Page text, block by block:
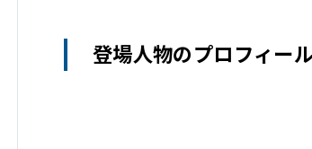
登場人物のプロフィール